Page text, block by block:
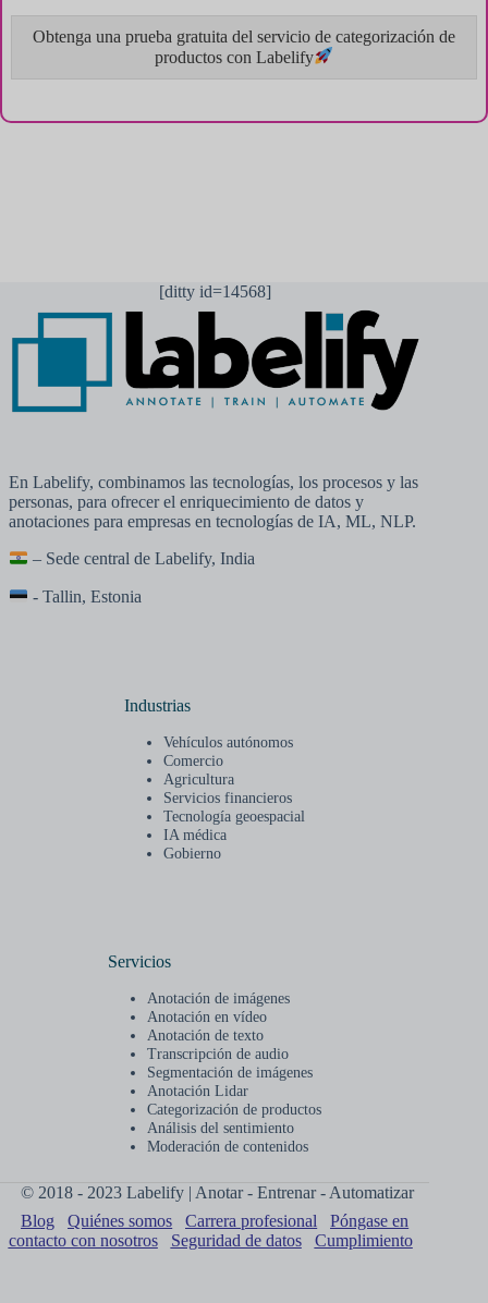
Obtenga una prueba gratuita del servicio de categorización de
productos con Labelify
[ditty id=14568]
En Labelify, combinamos las tecnologías, los procesos y las
personas, para ofrecer el enriquecimiento de datos y
anotaciones para empresas en tecnologías de IA, ML, NLP.
– Sede central de Labelify, India
- Tallin, Estonia
Industrias
Vehículos autónomos
Comercio
Agricultura
Servicios financieros
Tecnología geoespacial
IA médica
Gobierno
Servicios
Anotación de imágenes
Anotación en vídeo
Anotación de texto
Transcripción de audio
Segmentación de imágenes
Anotación Lidar
Categorización de productos
Análisis del sentimiento
Moderación de contenidos
© 2018 - 2023 Labelify | Anotar - Entrenar - Automatizar
Blog
Quiénes somos Carrera profesional
Póngase en
contacto con nosotros
Seguridad de datos Cumplimiento